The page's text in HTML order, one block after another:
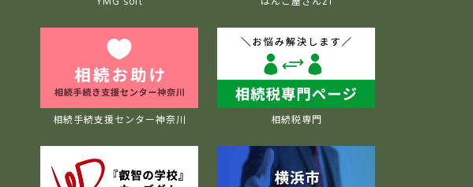
相続手続支援センター神奈川 相続税専門